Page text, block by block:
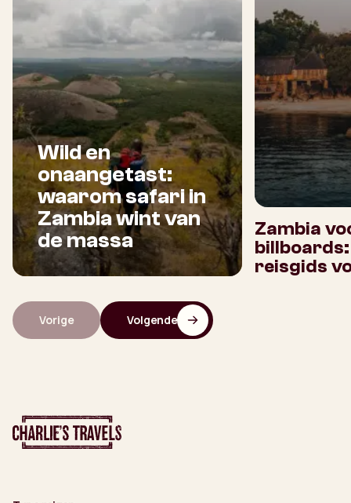
Wild en
onaangetast:
waarom safari in
Zambia wint van
de massa
Zambia
reisgids
Vorige Volgende